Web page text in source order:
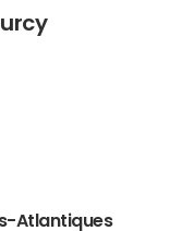
Atlantiques